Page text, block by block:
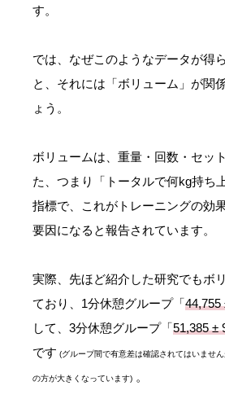
す。
では、なぜこのようなデータが得
と、それには「ボリューム」が関
ょう。
ボリュームは、重量・回数・セッ
た、つまり「トータルで何kg持ち
指標で、これがトレーニングの効
要因になると報告されています。
実際、先ほど紹介した研究でもボ
ており、1分休憩グループ「44,755
して、3分休憩グループ「51,385 ±
です (グループ間で有意差は確認されてはいませ
の方が大きくなっています) 。